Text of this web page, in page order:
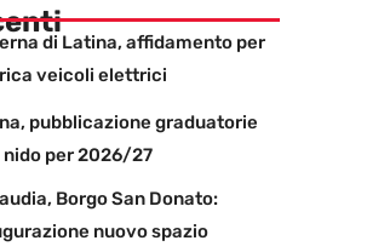
di Latina, affidamento per
veicoli elettrici
pubblicazione graduatorie
nido per 2026/27
Borgo San Donato:
nuovo spazio